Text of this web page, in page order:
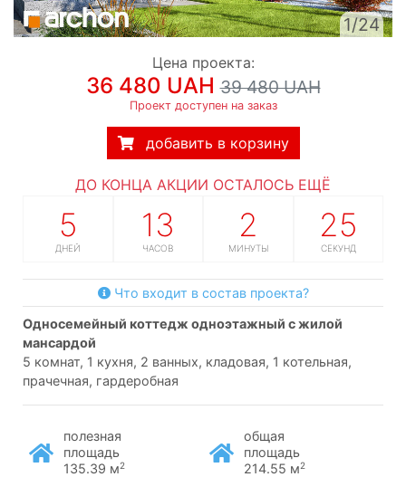
1/24
Цена проекта:
36 480 UAH39 480 UAH
Проект доступен на заказ
добавить в корзину
ДО КОНЦА АКЦИИ ОСТАЛОСЬ ЕЩЁ
5
ДНЕЙ
13
ЧАСОВ
2
МИНУТЫ
24
СЕКУНДЫ
Что входит в состав проекта?
односемейный коттедж одноэтажный с жилой
мансардой
5 комнат, 1 кухня, 2 ванных, кладовая, 1 котельная,
прачечная, гардеробная
полезная
площадь
135.39 м2
общая
площадь
214.55 м2